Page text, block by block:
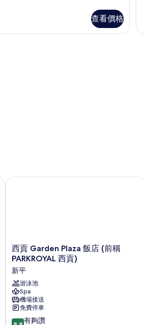
查看價格
西
貢
Garden
Plaza
飯
店
(前
稱
PARKROYAL
西貢 Garden Plaza 飯店 (前稱
PARKROYAL 西貢)
新平
游泳池
Spa
機場接送
免費停車
8.8 有夠讚
西貢 Garden Plaza 飯店 (前稱